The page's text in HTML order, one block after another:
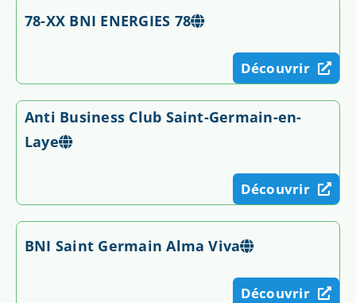
78-XX BNI ENERGIES 78
Découvrir
Anti Business Club Saint-Germain-en-
Laye
Découvrir
BNI Saint Germain Alma Viva
Découvrir